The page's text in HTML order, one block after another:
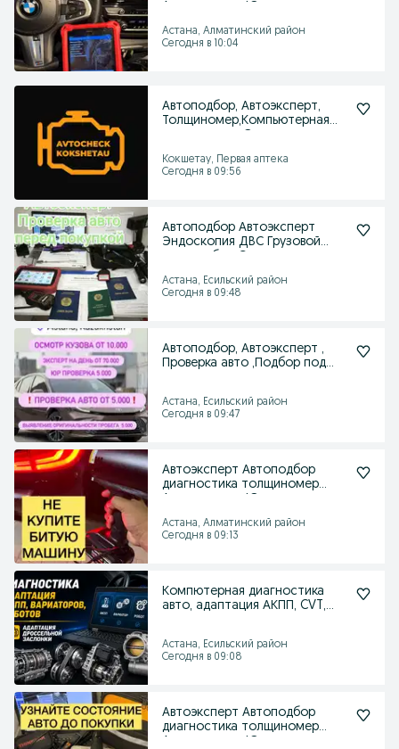
Астана, Алматинский район
Сегодня в 10:04
Автоподбор, Автоэксперт,
Толщиномер,Компьютерная
Кокшетау, Первая аптека
Сегодня в 09:56
Автоподбор Автоэксперт
Эндоскопия ДВС Грузовой
Астана, Есильский район
Сегодня в 09:48
Автоподбор, Автоэксперт ,
Проверка авто ,Подбор под
Астана, Есильский район
Сегодня в 09:47
Автоэксперт Автоподбор
диагностика толщиномер
Астана, Алматинский район
Сегодня в 09:13
Компютерная диагностика
авто, адаптация АКПП, CVT,
Астана, Есильский район
Сегодня в 09:08
Автоэксперт Автоподбор
диагностика толщиномер